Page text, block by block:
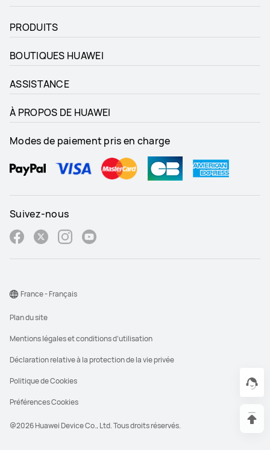
PRODUITS
BOUTIQUES HUAWEI
ASSISTANCE
À PROPOS DE HUAWEI
Modes de paiement pris en charge
Suivez-nous
@2026 Huawei Device Co., Ltd. Tous droits réservés.
Plan du site
Mentions légales et conditions d’utilisation
Déclaration relative à la protection de la vie privée
Politique de Cookies
Préférences Cookies
France - Français